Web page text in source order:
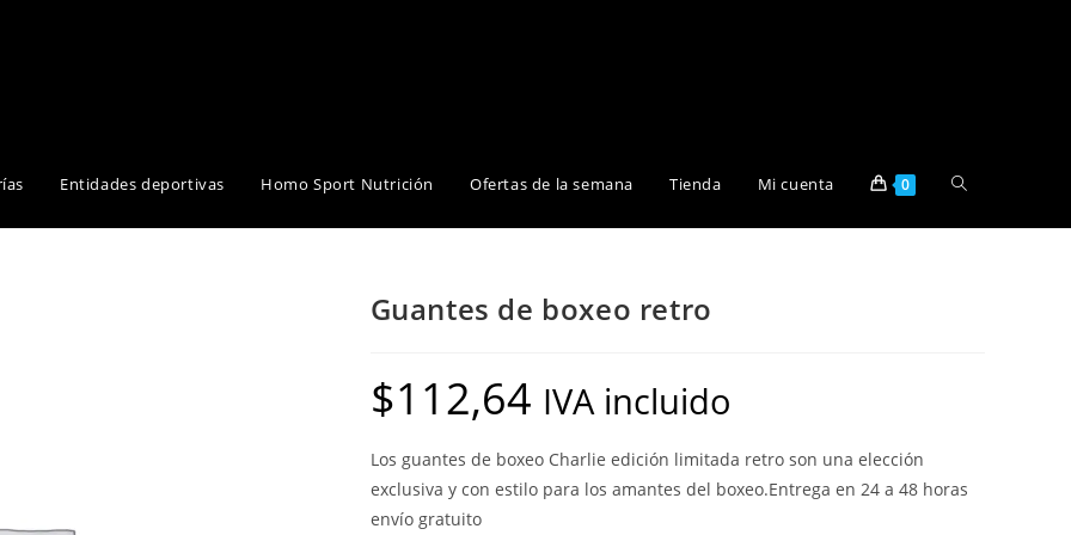
Entidades deportivas Homo Sport Nutrición Ofertas de la semana Tienda Mi cuenta 0 Alternar
Guantes de boxeo retro
$112,64 IVA incluido
Los guantes de boxeo Charlie edición limitada retro son una elección
exclusiva y con estilo para los amantes del boxeo.Entrega en 24 a 48 horas
envío gratuito